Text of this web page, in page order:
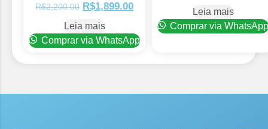
R$2,200.00 R$1,899.00
Leia mais
Comprar via WhatsApp
Leia mais
Comprar via WhatsApp